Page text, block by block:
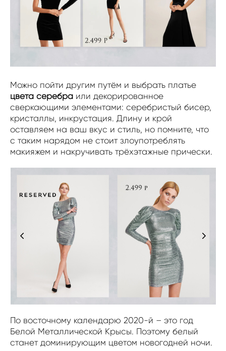
Можно пойти другим путём и выбрать платье
цвета серебра или декорированное
сверкающими элементами: серебристый бисер,
кристаллы, инкрустация. Длину и крой
оставляем на ваш вкус и стиль, но помните, что
с таким нарядом не стоит злоупотреблять
макияжем и накручивать трёхэтажные прически.
По восточному календарю 2020-й – это год
Белой Металлической Крысы. Поэтому белый
станет доминирующим цветом новогодней ночи.